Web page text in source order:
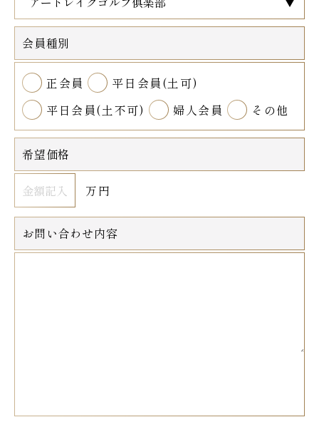
会員種別
正会員
平日会員(土可)
平日会員(土不可)
婦人会員 その他
希望価格
万円
お問い合わせ内容